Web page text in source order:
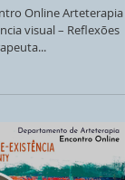
Online Arteterapia